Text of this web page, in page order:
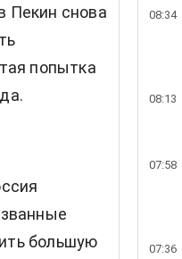
Пекин снова
попытка
большую
08:34
08:13
07:58
07:36